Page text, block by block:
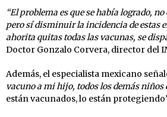
“El problema es que se había logrado,
pero sí disminuir la incidencia de estas
ahorita quitas todas las vacunas, se
Doctor Gonzalo Corvera, director del
Además, el especialista mexicano
vacuno a mi hijo, todos los demás niños
están vacunados, lo están